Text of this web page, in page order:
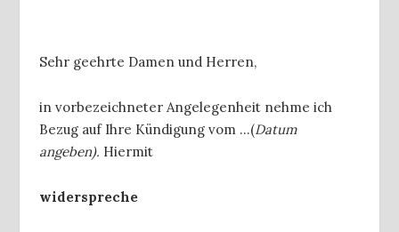
Sehr geehrte Damen und Herren,
in vorbezeichneter Angelegenheit nehme ich
Bezug auf Ihre Kündigung vom …(Datum
angeben). Hiermit
widerspreche